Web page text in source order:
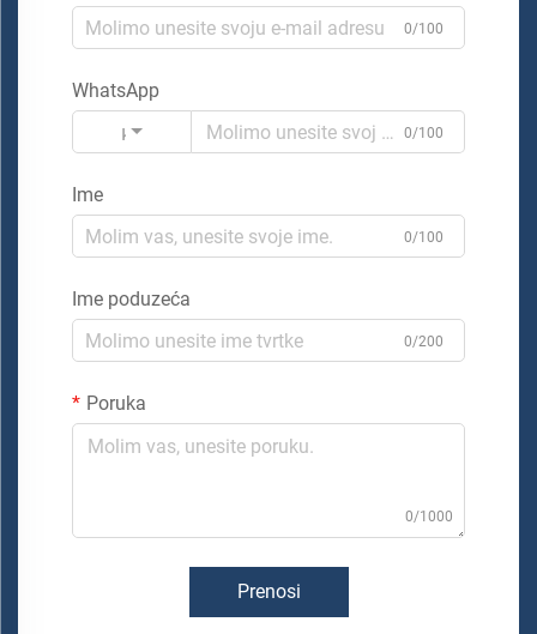
0/100
WhatsApp
Kod
0/100
Ime
0/100
Ime poduzeća
0/200
Poruka
0/1000
Prenosi